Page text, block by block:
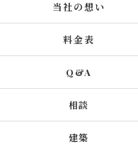
当社の想い
料金表
Q&A
相談
建築